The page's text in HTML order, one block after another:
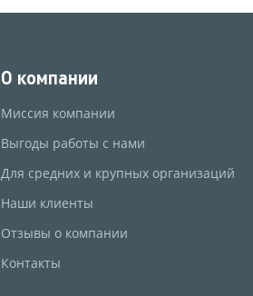
О компании
Миссия компании
Выгоды работы с нами
Для средних и крупных организаций
Наши клиенты
Отзывы о компании
Контакты